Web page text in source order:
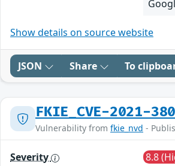
Show details on source website
JSON Share To
FKIE_CVE-2021-
Vulnerability from fkie_nvd -
Severity 8.8